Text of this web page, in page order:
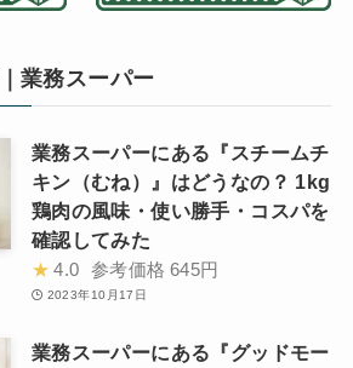
業務スーパー
業務スーパーにある『スチームチ
キン（むね）』はどうなの？ 1kg
鶏肉の風味・使い勝手・コスパを
確認してみた
★ 4.0 参考価格 645円
2023年10月17日
業務スーパーにある『グッドモー